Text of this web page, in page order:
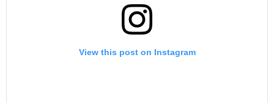
View this post on Instagram